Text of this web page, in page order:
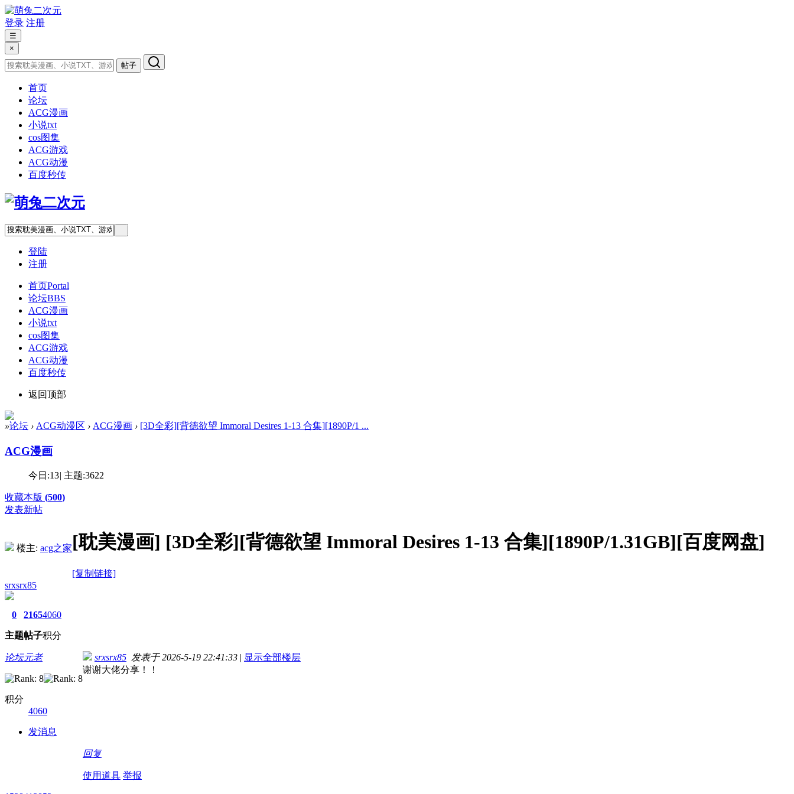
登录 注册
☰
×
帖子
首页
论坛
ACG漫画
小说txt
cos图集
ACG游戏
ACG动漫
百度秒传
登陆
注册
首页Portal
论坛BBS
ACG漫画
小说txt
cos图集
ACG游戏
ACG动漫
百度秒传
返回顶部
»论坛 › ACG动漫区 › ACG漫画 › [3D全彩][背德欲望 Immoral Desires 1-13 合集][1890P/1 ...
ACG漫画
今日:13| 主题:3622
收藏本版 (500)
发表新帖
楼主: acg之家[耽美漫画] [3D全彩][背德欲望 Immoral Desires 1-13 合集][1890P/1.31GB][百度网盘]
[复制链接]
srxsrx85
0
主题
2165
帖子
4060
积分
论坛元老
积分
4060
发消息
srxsrx85 发表于 2026-5-19 22:41:33 | 显示全部楼层
谢谢大佬分享！！
回复
使用道具 举报